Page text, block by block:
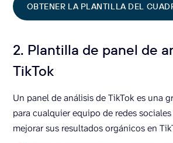
OBTENER LA PLANTILLA DEL
2. Plantilla de panel de
TikTok
Un panel de análisis de TikTok es una
para cualquier equipo de redes
mejorar sus resultados orgánicos en